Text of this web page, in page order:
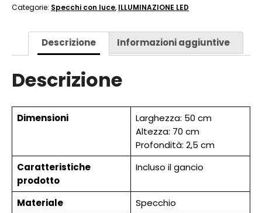
Categorie: Specchi con luce, ILLUMINAZIONE LED
Descrizione Informazioni aggiuntive
Descrizione
Dimensioni
Larghezza: 50 cm
Altezza: 70 cm
Profondità: 2,5 cm
Caratteristiche
prodotto
Incluso il gancio
Materiale
Specchio